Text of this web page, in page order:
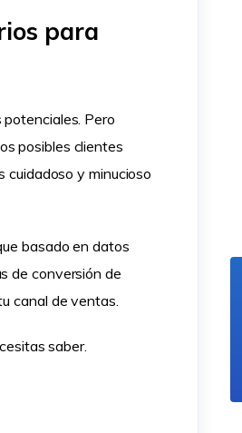
para
Pero
posibles clientes
cuidadoso y minucioso
basado en datos
de conversión de
canal de ventas.
saber.